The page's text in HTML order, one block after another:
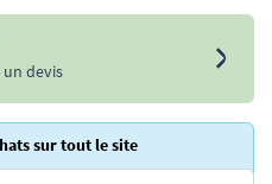
devis
sur tout le site